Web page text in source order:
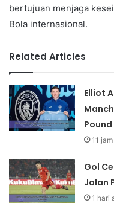
bertujuan menjaga
Bola internasional.
Related Articles
Elliot
Pound
11
Gol
Jalan
1 hari